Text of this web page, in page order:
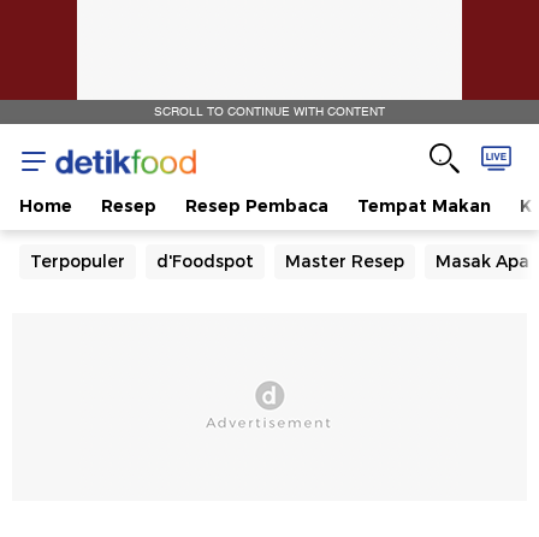
SCROLL TO CONTINUE WITH CONTENT
Home Resep Resep Pembaca Tempat Makan
Terpopuler d'Foodspot Master Resep Masak Apa